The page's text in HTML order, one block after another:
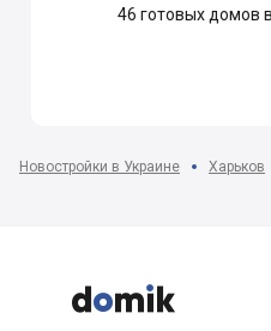
46 готовых домов
Новостройки в Украине Харьков


